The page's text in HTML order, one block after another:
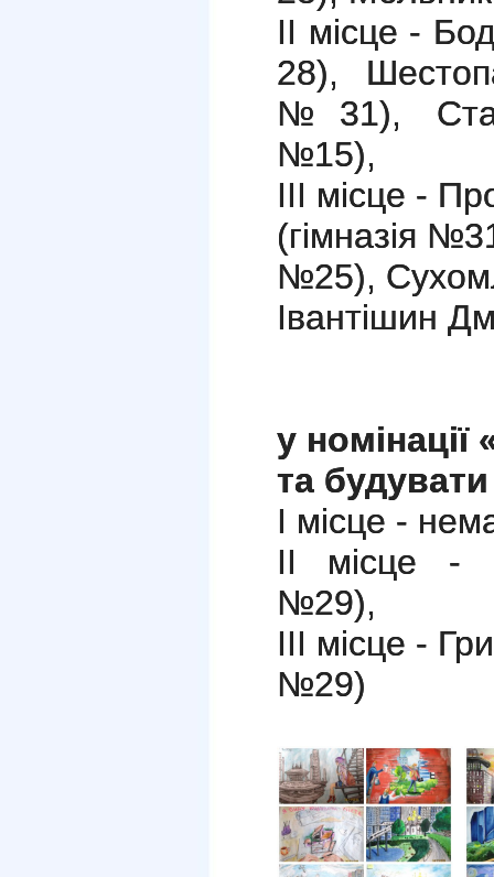
ІІ місце -
28),
№31),
№15),
ІІІ місце -
(гімназія
№25),
Івантішин
у номінації
та
І місце -
ІІ місце -
№29),
ІІІ місце -
№29)